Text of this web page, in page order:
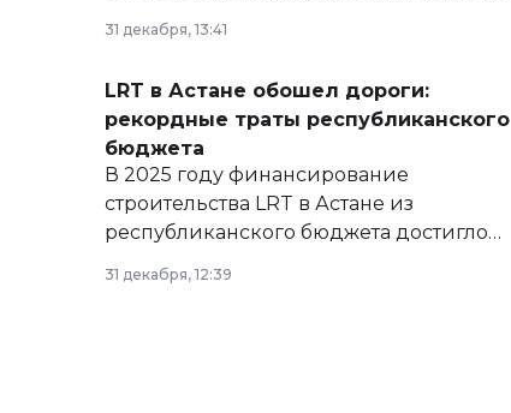
базе нормативных правовых актов и на
сайте маслихат города.
31 декабря, 13:41
LRT в Астане обошел дороги:
рекордные траты республиканского
бюджета
В 2025 году финансирование
строительства LRT в Астане из
республиканского бюджета достигло
рекордных объемов.
31 декабря, 12:39